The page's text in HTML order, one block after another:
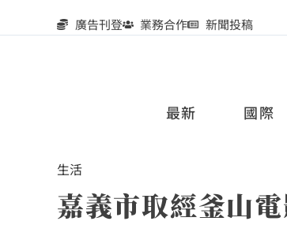
廣告刊登 業務合作 新聞投稿
最新 國際
生活
嘉義市取經釜山